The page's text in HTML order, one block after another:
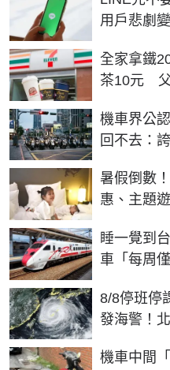
用戶悲劇
全家拿鐵
茶10元 父
機車界公
回不去：
暑假倒數
惠、主題
睡一覺到
車「每周
8/8停班停
發海警！
機車中間